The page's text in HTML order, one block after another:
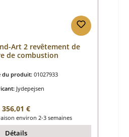
Art 2 revêtement de
de combustion
du produit: 01027933
Jydepejsen
Prix régulier :
356,01 €
environ 2-3 semaines
Détails